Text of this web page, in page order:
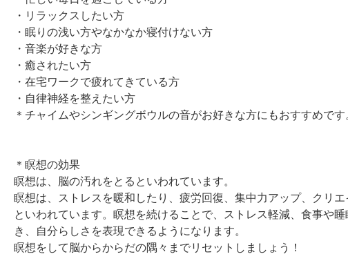
・リラックスしたい方
・眠りの浅い方やなかなか寝付けない方
​・音楽が好きな方
​・癒されたい方
・在宅ワークで疲れてきている方
・自律神経を整えたい方
＊チャイムやシンギングボウルの音がお好きな方にもおすすめです。
＊瞑想の効果
瞑想は、脳の汚れをとるといわれています。
瞑想は、ストレスを暖和したり、疲労回復、集中力アップ、クリ
といわれています。瞑想を続けることで、ストレス軽減、食事や
き、自分らしさを表現できるようになります。
瞑想をして脳からからだの隅々までリセットしましょう！